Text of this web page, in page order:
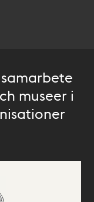
museer i